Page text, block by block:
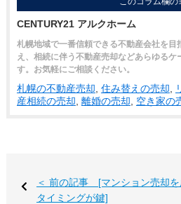
CENTURY21 アルクホーム
札幌地域で一番信頼できる不動産会社を目
え、相続に伴う不動産売却などあらゆるケ
す。お気軽にご相談ください。
札幌の不動産売却 住み替えの売却
産相続の売却 離婚の売却 空き家の
＜ 前の記事 [マンション売却
タイミングが鍵]